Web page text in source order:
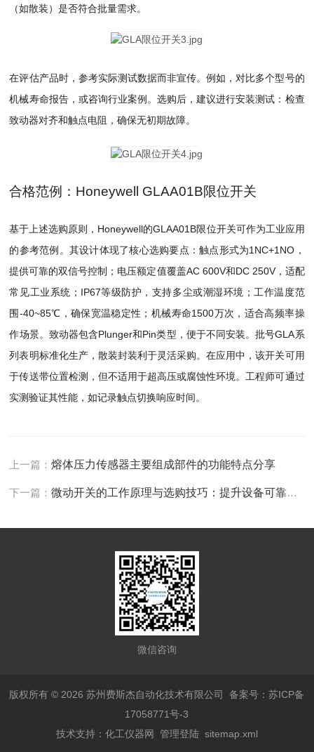
（如散装）是否符合批量需求。
在评估产品时，参考实际测试数据而非宣传。例如，对比多个型号的
机械寿命报告，或咨询行业案例。选购后，建议进行安装测试：检查
致动器对齐和触点电阻，确保无初期故障。
合格范例：Honeywell GLAA01B限位开关
基于上述选购原则，Honeywell的GLAA01B限位开关可作为工业应用
的参考范例。其设计体现了核心选购要点：触点形式为1NC+1NO，
提供可靠的双信号控制；电压额定值覆盖AC 600V和DC 250V，适配
常见工业系统；IP67等级防护，支持多尘或潮湿环境；工作温度范
围-40~85℃，确保宽温稳定性；机械寿命1500万次，适合高频率操
作场景。致动器包含Plunger和Pin类型，便于不同安装。批号GLA系
列表明标准化生产，散装封装利于灵活采购。在应用中，该开关可用
于传送带位置检测，但不适用于超高压或腐蚀性环境。工程师可通过
实测验证其性能，如记录触点切换响应时间。
上一篇：熔体压力传感器主要组成部件的功能特点分享
下一篇：微动开关的工作原理与选购技巧：提升设备可靠性的关键
微信咨询
版权所有 © 2026 苏州费斯杰自动化技术有限公司备案号：苏ICP备
17058771号-3
技术支持： 化工仪器网 管理登陆 sitemap.xml